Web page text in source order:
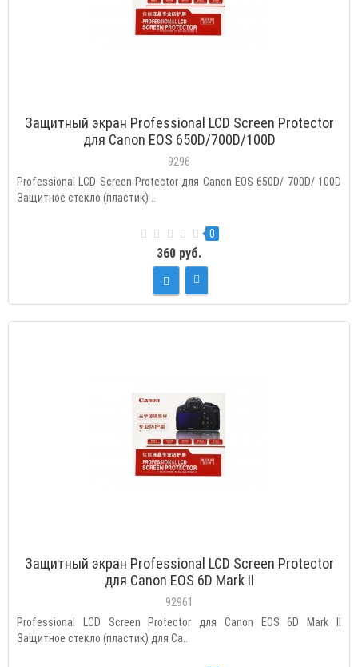
Защитный экран Professional LCD Screen Protector
для Canon EOS 650D/700D/100D
9296
Professional LCD Screen Protector для Canon EOS 650D/ 700D/ 100D
Защитное стекло (пластик) ..
0
360 руб.
Защитный экран Professional LCD Screen Protector
для Canon EOS 6D Mark II
92961
Professional LCD Screen Protector для Canon EOS 6D Mark II
Защитное стекло (пластик) для Ca..